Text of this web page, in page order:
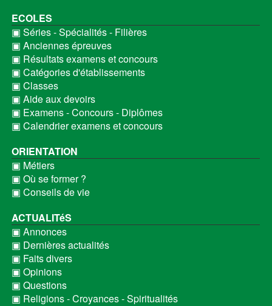
ECOLES
▣ Séries - Spécialités - Filières
▣ Anciennes épreuves
▣ Résultats examens et concours
▣ Catégories d'établissements
▣ Classes
▣ Aide aux devoirs
▣ Examens - Concours - Diplômes
▣ Calendrier examens et concours
ORIENTATION
▣ Métiers
▣ Où se former ?
▣ Conseils de vie
ACTUALITéS
▣ Annonces
▣ Dernières actualités
▣ Faits divers
▣ Opinions
▣ Questions
▣ Religions - Croyances - Spiritualités